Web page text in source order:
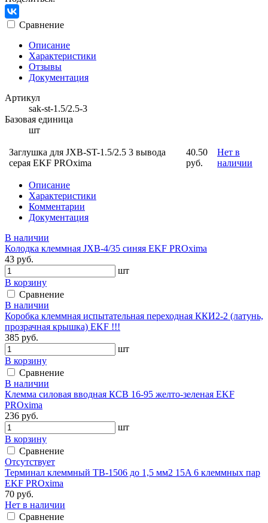
Сравнение
Описание
Характеристики
Отзывы
Документация
Артикул
sak-st-1.5/2.5-3
Базовая единица
шт
Заглушка для JXB-ST-1.5/2.5 3 вывода
серая EKF PROxima
40.50
руб.
Нет в
наличии
Описание
Характеристики
Комментарии
Документация
В наличии
Колодка клеммная JXB-4/35 синяя EKF PROxima
43 руб.
шт
В корзину
Сравнение
В наличии
Коробка клеммная испытательная переходная ККИ2-2 (латунь,
прозрачная крышка) EKF !!!
385 руб.
шт
В корзину
Сравнение
В наличии
Клемма силовая вводная КСВ 16-95 желто-зеленая EKF
PROxima
236 руб.
шт
В корзину
Сравнение
Отсутствует
Терминал клеммный TB-1506 до 1,5 мм2 15A 6 клеммных пар
EKF PROxima
70 руб.
Нет в наличии
Сравнение